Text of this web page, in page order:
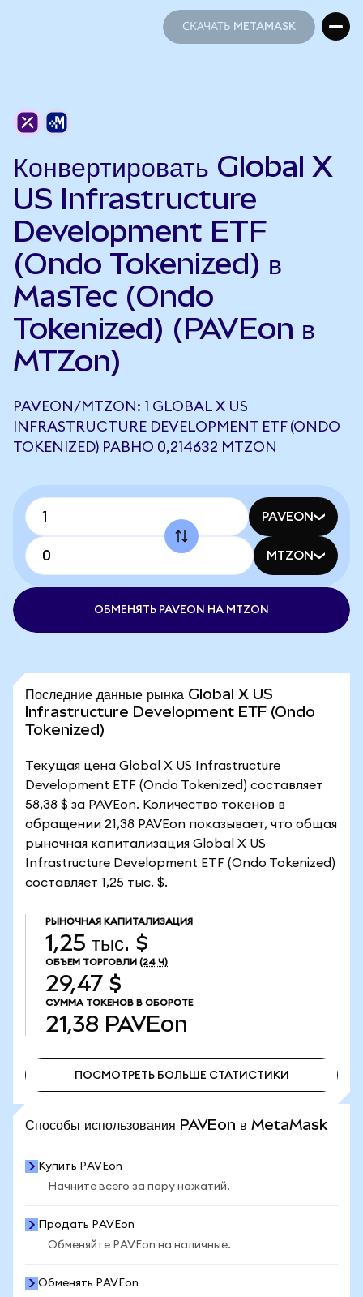
СКАЧАТЬ METAMASK
Конвертировать Global X
US Infrastructure
Development ETF
(Ondo Tokenized) в
MasTec (Ondo
Tokenized) (PAVEon в
MTZon)
PAVEON/MTZON: 1 GLOBAL X US
INFRASTRUCTURE DEVELOPMENT ETF (ONDO
TOKENIZED) РАВНО 0,214632 MTZON
PAVEON
MTZON
ОБМЕНЯТЬ PAVEON НА MTZON
Последние данные рынка Global X US
Infrastructure Development ETF (Ondo
Tokenized)
Текущая цена Global X US Infrastructure
Development ETF (Ondo Tokenized) составляет
58,38 $ за PAVEon. Количество токенов в
обращении 21,38 PAVEon показывает, что общая
рыночная капитализация Global X US
Infrastructure Development ETF (Ondo Tokenized)
составляет 1,25 тыс. $.
РЫНОЧНАЯ КАПИТАЛИЗАЦИЯ
1,25 тыс. $
ОБЪЕМ ТОРГОВЛИ (24 Ч)
29,47 $
СУММА ТОКЕНОВ В ОБОРОТЕ
21,38 PAVEon
ПОСМОТРЕТЬ БОЛЬШЕ СТАТИСТИКИ
Способы использования PAVEon в MetaMask
Купить PAVEon
Начните всего за пару нажатий.
Продать PAVEon
Обменяйте PAVEon на наличные.
Обменять PAVEon